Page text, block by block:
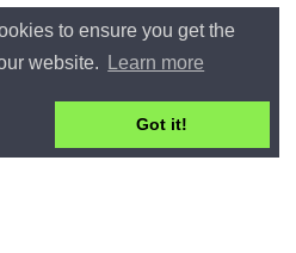
to ensure you get the
website.
Learn more
Got it!